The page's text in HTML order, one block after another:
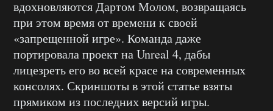
вдохновляются Дартом Молом, возвращаясь
при этом время от времени к своей
«запрещенной игре». Команда даже
портировала проект на Unreal 4, дабы
лицезреть его во всей красе на современных
консолях. Скриншоты в этой статье взяты
прямиком из последних версий игры.